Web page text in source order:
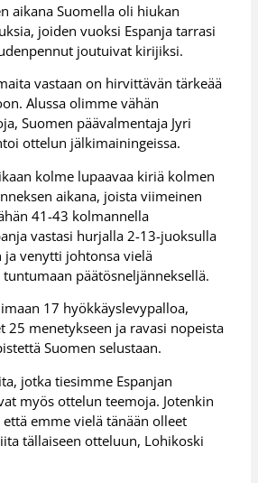
aikana Suomella oli hiukan
joiden vuoksi Espanja tarrasi
joutuivat kirijiksi.
vastaan on hirvittävän tärkeää
Alussa olimme vähän
Suomen päävalmentaja Jyri
ottelun jälkimainingeissa.
kolme lupaavaa kiriä kolmen
aikana, joista viimeinen
41-43 kolmannella
vastasi hurjalla 2-13-juoksulla
ja venytti johtonsa vielä
päätösneljänneksellä.
17 hyökkäyslevypalloa,
25 menetykseen ja ravasi nopeista
Suomen selustaan.
jotka tiesimme Espanjan
myös ottelun teemoja. Jotenkin
emme vielä tänään olleet
tällaiseen otteluun, Lohikoski